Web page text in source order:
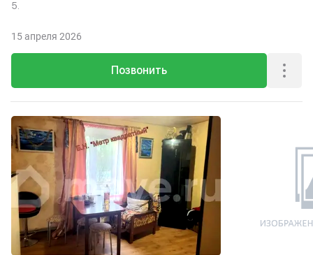
5.
Позвонить
15 апреля 2026